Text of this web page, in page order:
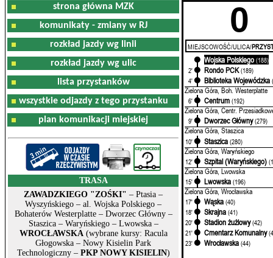
strona główna MZK
komunikaty - zmiany w RJ
rozkład jazdy wg linii
rozkład jazdy wg ulic
lista przystanków
wszystkie odjazdy z tego przystanku
plan komunikacji miejskiej
TRASA
ZAWADZKIEGO "ZOŚKI" – Ptasia –
Wyszyńskiego – al. Wojska Polskiego –
Bohaterów Westerplatte – Dworzec Główny –
Staszica – Waryńskiego – Lwowska –
WROCŁAWSKA(wybrane kursy: Racula
Głogowska – Nowy Kisielin Park
Technologiczny – PKP NOWY KISIELIN)
0
MIEJSCOWOŚĆ/ULICA/
Wojska Polskiego (188)
2'
Rondo PCK (189)
4'
Biblioteka Wojewódzka
Zielona Góra, Boh. Westerplatte
6' Centrum (192)
Zielona Góra, Centr.
9' Dworzec Główny (279)
Zielona Góra, Staszica
10' Staszica (280)
Zielona Góra, Waryńskiego
12' Szpital (Waryńskiego)
Zielona Góra, Lwowska
15' Lwowska (196)
Zielona Góra, Wrocławska
17' Wąska (40)
18'
Skrajna (41)
20'
Stadion żużlowy (42)
21'
Cmentarz Komunalny
23'
Wrocławska (44)